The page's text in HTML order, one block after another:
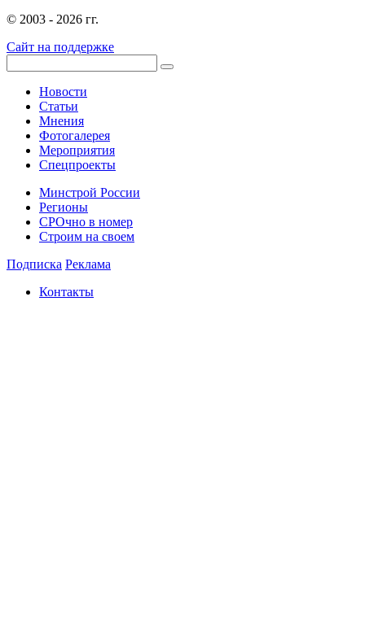
© 2003 - 2026 гг.
Сайт на поддержке
Новости
Статьи
Мнения
Фотогалерея
Мероприятия
Спецпроекты
Минстрой России
Регионы
СРОчно в номер
Строим на своем
Подписка Реклама
Контакты